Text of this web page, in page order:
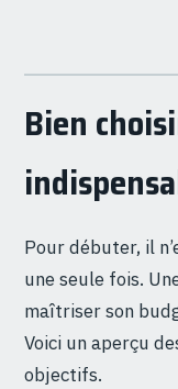
Bien
Pour débuter, il
une seule fois.
maîtriser son
Voici un aperçu
objectifs.